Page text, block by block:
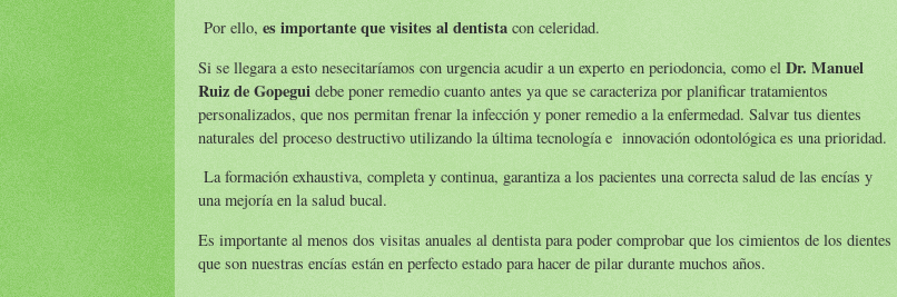
Por ello, es importante que visites al dentista con celeridad.
Si se llegara a esto nesecitaríamos con urgencia acudir a un experto en periodoncia, como el Dr. Manuel
Ruiz de Gopegui debe poner remedio cuanto antes ya que se caracteriza por planificar tratamientos
personalizados, que nos permitan frenar la infección y poner remedio a la enfermedad. Salvar tus dientes
naturales del proceso destructivo utilizando la última tecnología e innovación odontológica es una prioridad.
La formación exhaustiva, completa y continua, garantiza a los pacientes una correcta salud de las encías y
una mejoría en la salud bucal.
Es importante al menos dos visitas anuales al dentista para poder comprobar que los cimientos de los dientes
que son nuestras encías están en perfecto estado para hacer de pilar durante muchos años.